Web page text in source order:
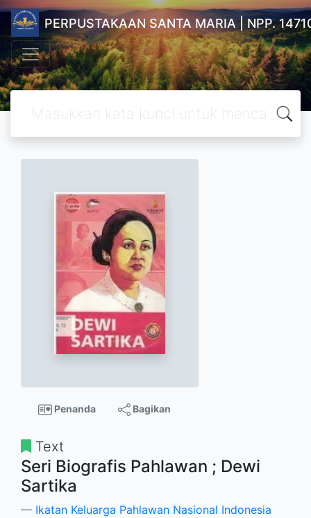
PERPUSTAKAAN SANTA MARIA | NPP.
Penanda Bagikan
Text
Seri Biografis Pahlawan ; Dewi
Sartika
Ikatan Keluarga Pahlawan Nasional Indonesia